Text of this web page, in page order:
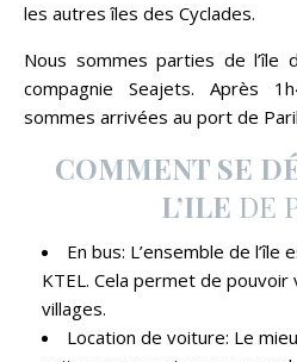
les autres îles des Cyclades.
Nous sommes parties de l’île
compagnie Seajets. Après
sommes arrivées au port de
COMMENT SE
L’ILE DE
En bus: L’ensemble de
KTEL. Cela permet de
villages.
Location de voiture: Le